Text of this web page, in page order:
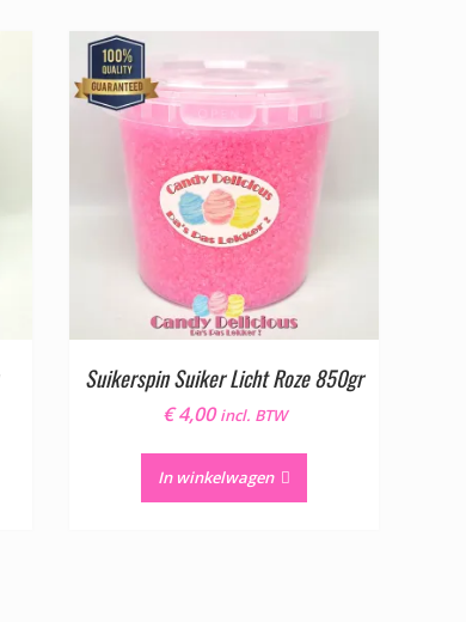
Suikerspin Suiker Licht Roze 850gr
€4,00 incl. BTW
In winkelwagen